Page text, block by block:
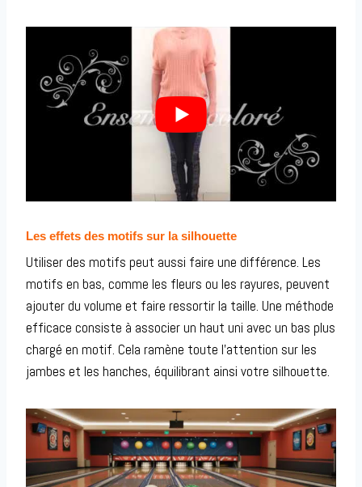
Les effets des motifs sur la silhouette
Utiliser des motifs peut aussi faire une différence. Les
motifs en bas, comme les fleurs ou les rayures, peuvent
ajouter du volume et faire ressortir la taille. Une méthode
efficace consiste à associer un haut uni avec un bas plus
chargé en motif. Cela ramène toute l’attention sur les
jambes et les hanches, équilibrant ainsi votre silhouette.